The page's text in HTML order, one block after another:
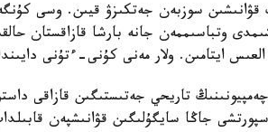
سوزبەن جەتكىزۋ قيىن. وسى
وتباسىممەن جانە بارشا قازاقستان
العىس ايتامىن. ولار مەنى كۇنى-ءتۇنى
تاريحي جەتىستىگىن قازاقى
جاڭا سايگۇلىگىن قۋانىشپەن